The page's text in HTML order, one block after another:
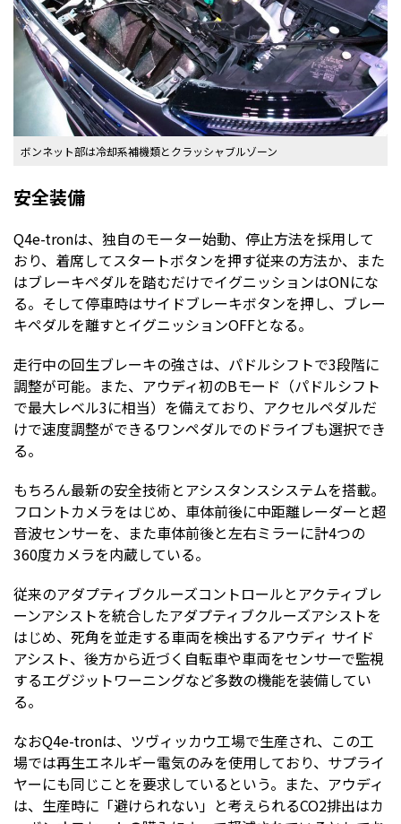
ボンネット部は冷却系補機類とクラッシャブルゾーン
安全装備
Q4e-tronは、独自のモーター始動、停止方法を採用して
おり、着席してスタートボタンを押す従来の方法か、また
はブレーキペダルを踏むだけでイグニッションはONにな
る。そして停車時はサイドブレーキボタンを押し、ブレー
キペダルを離すとイグニッションOFFとなる。
走行中の回生ブレーキの強さは、パドルシフトで3段階に
調整が可能。また、アウディ初のBモード（パドルシフト
で最大レベル3に相当）を備えており、アクセルペダルだ
けで速度調整ができるワンペダルでのドライブも選択でき
る。
もちろん最新の安全技術とアシスタンスシステムを搭載。
フロントカメラをはじめ、車体前後に中距離レーダーと超
音波センサーを、また車体前後と左右ミラーに計4つの
360度カメラを内蔵している。
従来のアダプティブクルーズコントロールとアクティブレ
ーンアシストを統合したアダプティブクルーズアシストを
はじめ、死角を並走する車両を検出するアウディ サイド
アシスト、後方から近づく自転車や車両をセンサーで監視
するエグジットワーニングなど多数の機能を装備してい
る。
なおQ4e-tronは、ツヴィッカウ工場で生産され、この工
場では再生エネルギー電気のみを使用しており、サプライ
ヤーにも同じことを要求しているという。また、アウディ
は、生産時に「避けられない」と考えられるCO2排出はカ